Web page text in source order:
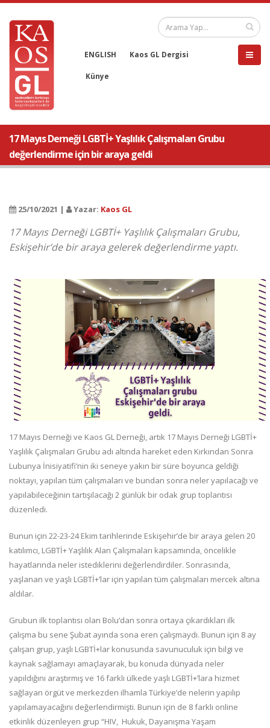
ENGLISH Kaos GL Dergisi
Künye
17 Mayıs Derneği LGBTİ+ Yaşlılık Çalışmaları Grubu
değerlendirme için bir araya geldi
25/10/2021 | Yazar: Kaos GL
17 Mayıs Derneği LGBTİ+ Yaşlılık Çalışmaları Grubu,
Eskişehir’de bir araya gelerek değerlendirme yaptı.
17 Mayıs Derneği ve Kaos GL Derneği, artık 17 Mayıs Derneği LGBTİ+
Yaşlılık Çalışmaları Grubu adı altında hareket eden Kırkından Sonra
Lubunya İnisiyatifi’nin iki seneye yakın bir süre boyunca geldiği
noktayı, yapılan tüm çalışmaları ve bundan sonra neler yapılacağı ve
yapılabileceğinin tartışılacağı 2 günlük bir odak grup toplantısı
düzenledi.
Bunun için 22-23-24 Ekim tarihlerinde Eskişehir’de bir araya gelen 20
katılımcı, LGBTİ+ Yaşlılık Alan Çalışmaları kapsamında, öncelikle
hayatlarında neler istediklerini değerlendirdiler. Sonrasında,
yaşlanan ve yaşlı LGBTİ+’lar için yapılan tüm çalışmaları mercek altına
aldılar.
Grubun ilk toplantısı olan Bolu’dan sonra ortaya çıkardıkları ilk
çalışma bu sene Şubat ayında sona eren çalışmaydı. Bunun için 8 ay
çalışan grup, yaşlı LGBTİ+lar konusunda savunuculuk için bilgi ve
kaynak sağlamayı amaçlayarak, bu konuda dünyada neler
yapıldığını araştırmış ve 16 farklı ülkede yaşlı LGBTİ+’lara hizmet
sağlayan örgüt ve merkezden ilhamla Türkiye’de nelerin yapılıp
yapılamayacağını değerlendirmişti. Bunun için de 8 farklı online
etkinlik düzenleyen grup “HIV, Hukuk, Dayanışma Yaşam